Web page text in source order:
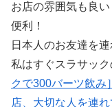
お店の雰囲気も良
便利！
日本人のお友達を
私はすぐスラサッ
クで300バーツ飲み
店、大切な人を連